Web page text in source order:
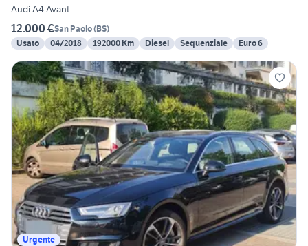
Audi A4 Avant
12.000 €San Paolo(BS)
Usato
04/2018 192000 Km Diesel Sequenziale Euro 6
Urgente